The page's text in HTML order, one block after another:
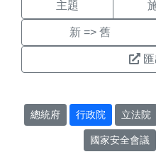
主題
新 => 舊
總統府 行政院 立法院
國家安全會議